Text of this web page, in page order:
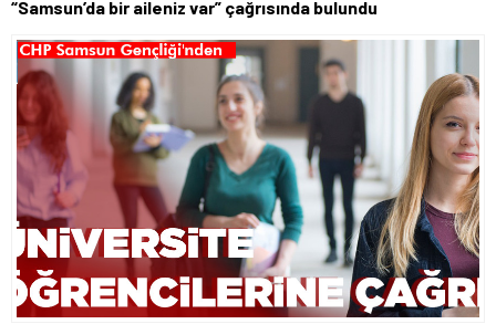
“Samsun’da bir aileniz var” çağrısında bulundu